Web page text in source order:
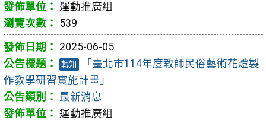
運動推廣組
539
2025-06-05
轉知
「臺北市114年度教師民俗藝術花燈製
作教學研習實施計畫」
最新消息
運動推廣組